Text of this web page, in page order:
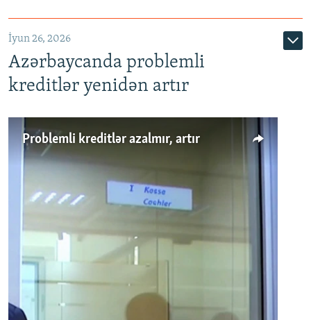
720p 1080p
İyun 26, 2026
Azərbaycanda problemli
kreditlər yenidən artır
Problemli kreditlər azalmır, artır